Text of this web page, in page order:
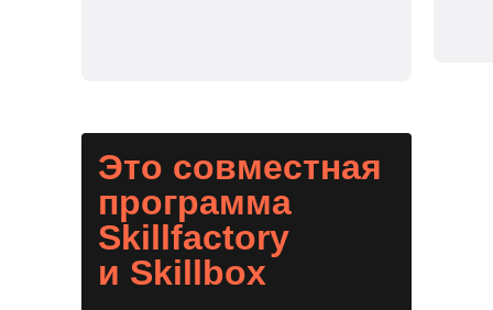
Это совместная
программа
Skillfactory
и Skillbox